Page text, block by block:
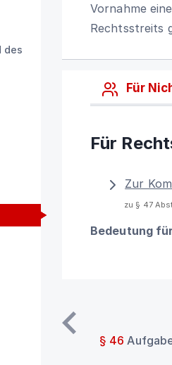
des
Vornahme
Rechtsstreits
Für
Für
Zur
zu § 47
Bedeutung
§ 46